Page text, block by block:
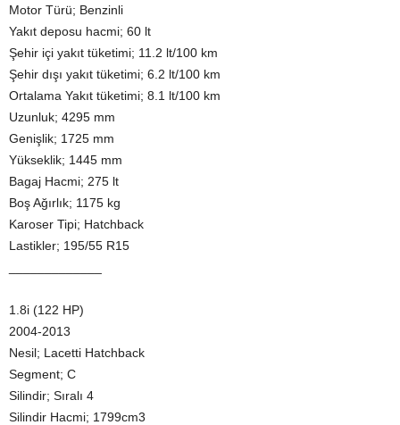
Motor Türü; Benzinli
Yakıt deposu hacmi; 60 lt
Şehir içi yakıt tüketimi; 11.2 lt/100 km
Şehir dışı yakıt tüketimi; 6.2 lt/100 km
Ortalama Yakıt tüketimi; 8.1 lt/100 km
Uzunluk; 4295 mm
Genişlik; 1725 mm
Yükseklik; 1445 mm
Bagaj Hacmi; 275 lt
Boş Ağırlık; 1175 kg
Karoser Tipi; Hatchback
Lastikler; 195/55 R15
1.8i (122 HP)
2004-2013
Nesil; Lacetti Hatchback
Segment; C
Silindir; Sıralı 4
Silindir Hacmi; 1799cm3